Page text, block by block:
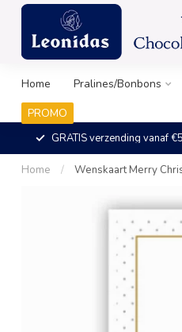
Home Pralines/Bonbons
PROMO
GRATIS verzending vanaf
Home / Wenskaart Merry